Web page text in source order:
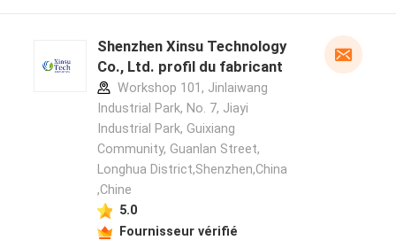
Shenzhen Xinsu Technology
Co., Ltd. profil du fabricant
Workshop 101, Jinlaiwang
Industrial Park, No. 7, Jiayi
Industrial Park, Guixiang
Community, Guanlan Street,
Longhua District,Shenzhen,China
,Chine
5.0
Fournisseur vérifié